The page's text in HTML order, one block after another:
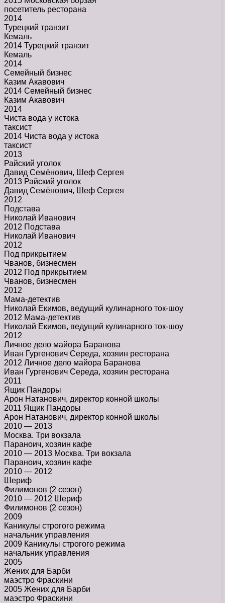
посетитель ресторана
2014
Турецкий транзит
Кемаль
2014 Турецкий транзит
Кемаль
2014
Семейный бизнес
Казим Акавович
2014 Семейный бизнес
Казим Акавович
2014
Чиста вода у истока
таксист
2014 Чиста вода у истока
таксист
2013
Райский уголок
Давид Семёнович, Шеф Сергея
2013 Райский уголок
Давид Семёнович, Шеф Сергея
2012
Подстава
Николай Иванович
2012 Подстава
Николай Иванович
2012
Под прикрытием
Чванов, бизнесмен
2012 Под прикрытием
Чванов, бизнесмен
2012
Мама-детектив
Николай Екимов, ведущий кулинарного ток-шоу
2012 Мама-детектив
Николай Екимов, ведущий кулинарного ток-шоу
2012
Личное дело майора Баранова
Иван Гургенович Середа, хозяин ресторана
2012 Личное дело майора Баранова
Иван Гургенович Середа, хозяин ресторана
2011
Ящик Пандоры
Арон Натанович, директор конной школы
2011 Ящик Пандоры
Арон Натанович, директор конной школы
2010 — 2013
Москва. Три вокзала
Параноич, хозяин кафе
2010 — 2013 Москва. Три вокзала
Параноич, хозяин кафе
2010 — 2012
Шериф
Филимонов (2 сезон)
2010 — 2012 Шериф
Филимонов (2 сезон)
2009
Каникулы строгого режима
начальник управления
2009 Каникулы строгого режима
начальник управления
2005
Жених для Барби
маэстро Фраскини
2005 Жених для Барби
маэстро Фраскини